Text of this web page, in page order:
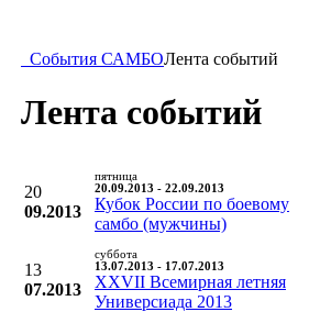
События САМБОЛента событий
Лента событий
20
09.2013
пятница
20.09.2013 - 22.09.2013
Кубок России по боевому
самбо (мужчины)
13
07.2013
суббота
13.07.2013 - 17.07.2013
XXVII Всемирная летняя
Универсиада 2013